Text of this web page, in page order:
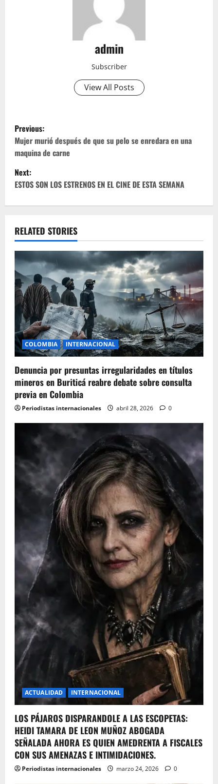
admin
Subscriber
View All Posts
P
o
s
t
n
a
v
i
g
a
t
i
o
n
Previous:
Mujer murió después de que su pelo se enredara en una
maquina de carne
Next:
ESTOS SON LOS ESTRENOS EN EL CINE DE ESTA SEMANA
RELATED STORIES
COLOMBIA INTERNACIONAL
Denuncia por presuntas irregularidades en títulos
mineros en Buriticá reabre debate sobre consulta
previa en Colombia
Periodistas internacionales abril 28, 2026 0
ACTUALIDAD INTERNACIONAL
LOS PÁJAROS DISPARANDOLE A LAS ESCOPETAS:
HEIDI TAMARA DE LEON MUÑOZ ABOGADA
SEÑALADA AHORA ES QUIEN AMEDRENTA A FISCALES
CON SUS AMENAZAS E INTIMIDACIONES.
Periodistas internacionales marzo 24, 2026 0